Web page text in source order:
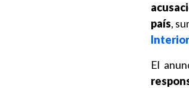
país,
Interior
El